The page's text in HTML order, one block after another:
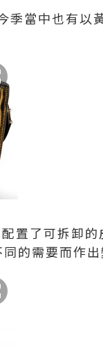
中也有以黃
了可拆卸的
的需要而作出